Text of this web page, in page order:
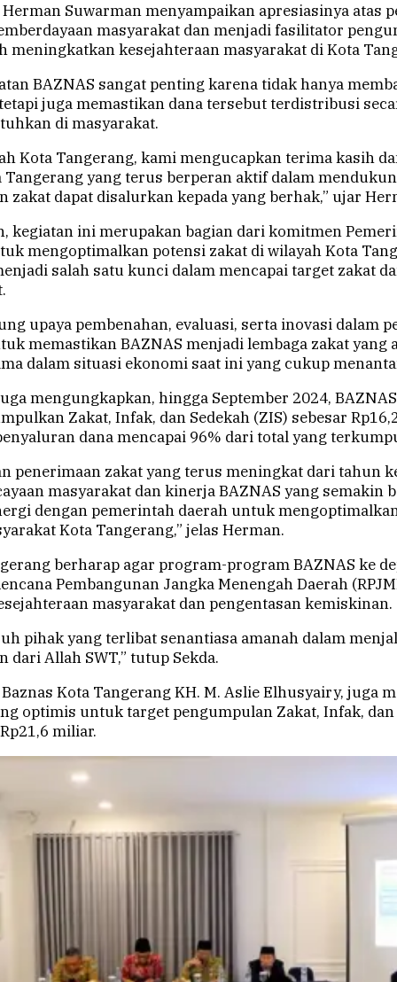
Suwarman menyampaikan apresiasinya atas
masyarakat dan menjadi fasilitator
meningkatkan kesejahteraan masyarakat di Kota
BAZNAS sangat penting karena tidak hanya
juga memastikan dana tersebut terdistribusi
di masyarakat.
Kota Tangerang, kami mengucapkan terima kasih
Tangerang yang terus berperan aktif dalam
zakat dapat disalurkan kepada yang berhak,” ujar
kegiatan ini merupakan bagian dari komitmen
mengoptimalkan potensi zakat di wilayah Kota
salah satu kunci dalam mencapai target zakat
upaya pembenahan, evaluasi, serta inovasi dalam
memastikan BAZNAS menjadi lembaga zakat yang
dalam situasi ekonomi saat ini yang cukup
mengungkapkan, hingga September 2024,
Zakat, Infak, dan Sedekah (ZIS) sebesar
dana mencapai 96% dari total yang
penerimaan zakat yang terus meningkat dari tahun
masyarakat dan kinerja BAZNAS yang semakin
dengan pemerintah daerah untuk
Kota Tangerang,” jelas Herman.
berharap agar program-program BAZNAS ke
Pembangunan Jangka Menengah Daerah
masyarakat dan pengentasan kemiskinan.
pihak yang terlibat senantiasa amanah dalam
dari Allah SWT,” tutup Sekda.
Kota Tangerang KH. M. Aslie Elhusyairy, juga
optimis untuk target pengumpulan Zakat, Infak, dan
miliar.